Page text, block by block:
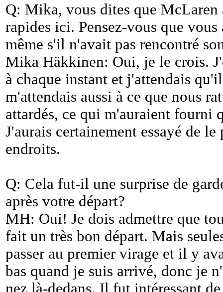
Q: Mika, vous dites que
rapides ici. Pensez-vous que
même s'il n'avait pas rencontré
Mika Häkkinen: Oui, je le crois.
à chaque instant et j'attendais
m'attendais aussi à ce que nous
attardés, ce qui m'auraient fourni
J'aurais certainement essayé de le
endroits.
Q: Cela fut-il une surprise de
après votre départ?
MH: Oui! Je dois admettre que
fait un très bon départ. Mais
passer au premier virage et il y
bas quand je suis arrivé, donc je
nez là-dedans. Il fut intéressant